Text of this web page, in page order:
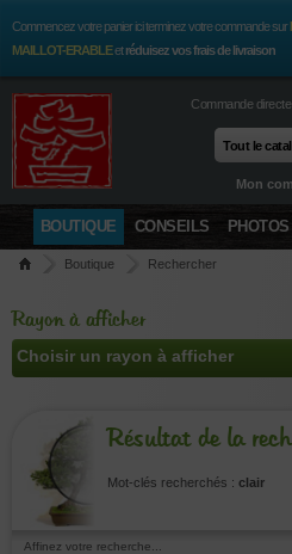
Commencez votre panier ici terminez votre commande sur
MAILLOT-ERABLEetréduisez vos frais de livraison
Commande directe
Mon
BOUTIQUE CONSEILS PHOTOS
Boutique Rechercher
Rayon à afficher
Résultat de la
Mot-clés recherchés : clair
Affinez votre recherche...